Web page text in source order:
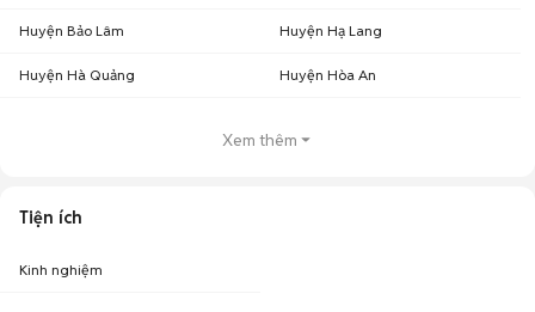
Huyện Bảo Lâm Huyện Hạ Lang
Huyện Hà Quảng Huyện Hòa An
Xem thêm
Tiện ích
Kinh nghiệm